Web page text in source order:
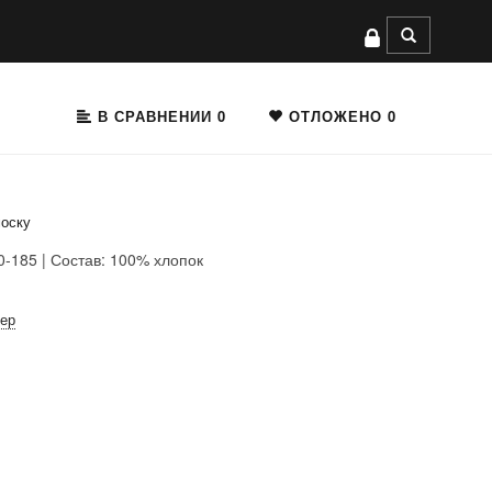
В СРАВНЕНИИ 0 ОТЛОЖЕНО 0
185 | Состав: 100% хлопок